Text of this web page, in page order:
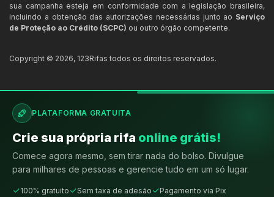
sua campanha esteja em conformidade com a legislação brasileira,
incluindo a obtenção das autorizações necessárias junto ao Serviço
de Proteção ao Crédito (SCPC) ou outro órgão competente.
Copyright © 2026, 123Rifas todos os direitos reservados.
PLATAFORMA GRATUITA
Crie sua própria rifa online grátis!
Comece agora mesmo, sem tirar nada do bolso. Divulgue
para milhares de pessoas e gerencie tudo em um só lugar.
100% gratuito Sem taxa de adesão Pagamento via Pix